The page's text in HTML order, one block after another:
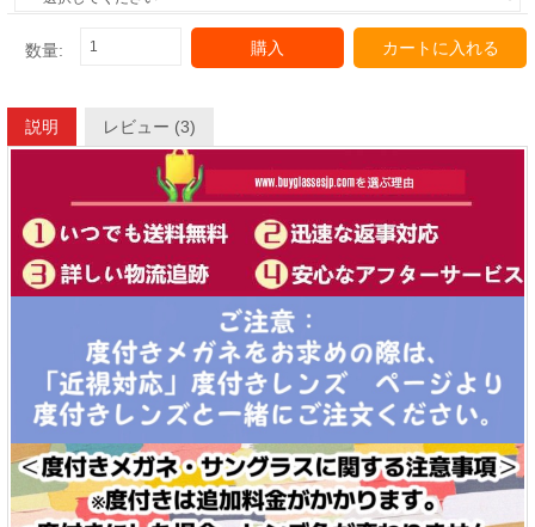
数量: 購入 カートに入れる
説明 レビュー (3)